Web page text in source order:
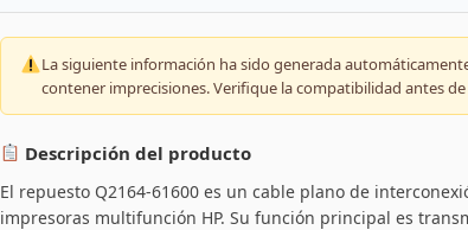
La siguiente información ha sido generada
contener imprecisiones. Verifique la compatibilidad antes
Descripción del producto
El repuesto Q2164-61600 es un cable plano de
impresoras multifunción HP. Su función principal es